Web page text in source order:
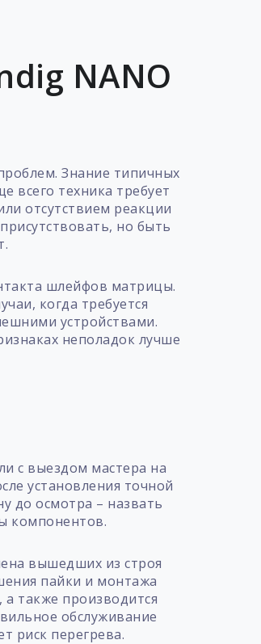
NANO
Знание типичных
всего техника требует
отсутствием реакции
но быть
шлейфов матрицы.
когда требуется
устройствами.
неполадок лучше
с выездом мастера на
установления точной
до осмотра – назвать
компонентов.
вышедших из строя
пайки и монтажа
также производится
обслуживание
риск перегрева.